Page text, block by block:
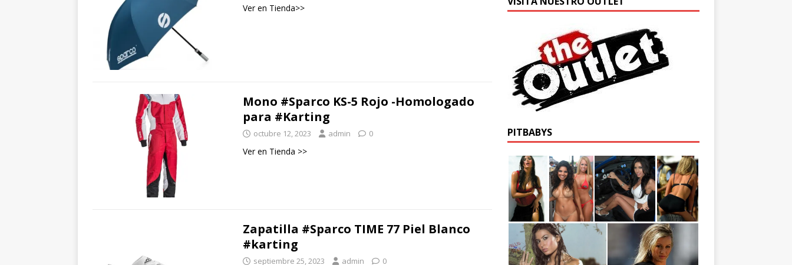
Ver en Tienda>>
Mono #Sparco KS-5 Rojo -Homologado
para #Karting
octubre 12, 2023 admin 0
Ver en Tienda >>
Zapatilla #Sparco TIME 77 Piel Blanco
#karting
septiembre 25, 2023 admin 0
PITBABYS